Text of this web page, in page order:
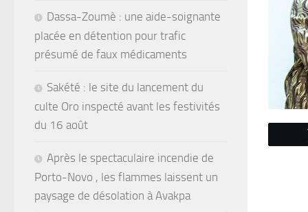
Dassa-Zoumè : une aide-soignante
placée en détention pour trafic
présumé de faux médicaments
Sakété : le site du lancement du
culte Oro inspecté avant les festivités
du 16 août
Après le spectaculaire incendie de
Porto-Novo , les flammes laissent un
paysage de désolation à Avakpa